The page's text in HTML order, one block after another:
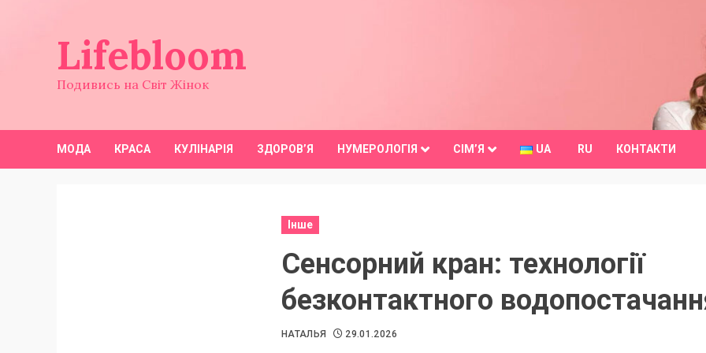
Lifebloom
Подивись на Світ Жінок
МОДА КРАСА КУЛІНАРІЯ ЗДОРОВ’Я НУМЕРОЛОГІЯ СІМ’Я UA RU КОНТАКТИ
Інше
Сенсорний кран: технології
безконтактного
НАТАЛЬЯ 29.01.2026